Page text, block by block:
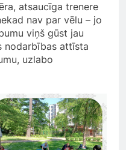
atsaucīga trenere
nav par vēlu – jo
viņš gūst jau
nodarbības attīsta
uzlabo